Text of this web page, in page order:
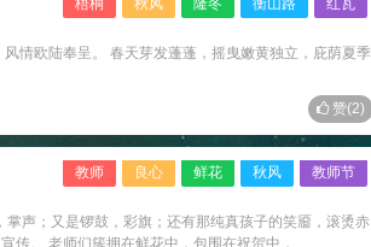
梧桐 秋风 隆冬 衡山路 红瓦
情欧陆奉呈。 春天芽发蓬蓬，摇曳嫩黄独立，庇荫夏季
赞(2)
教师 良心 鲜花 秋风 教师节
声；又是锣鼓，彩旗；还有那纯真孩子的笑靥，滚烫赤
传。 老师们簇拥在鲜花中，包围在祝贺中，...